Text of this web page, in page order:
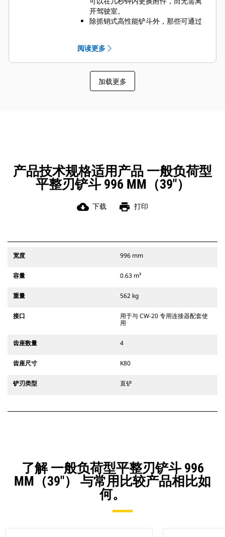
开驾驶室。
除抓销式高性能铲斗外，那些可通过
铲斗配有一个可优化挖掘力的凹进
销，当与 Cat 抓销式快速连接器配套
使用时，可为铲斗提供更快的循环时
间。
此外，Cat 抓销式快速连接器还允许操
带式挖掘机和所有轮式挖掘机兼容。
此外，还提供挖沟宽度连接器。
与 CW 专用连接器系统兼容的附件采
用固定式快速连接器铰接件。 CW 专
用连接器采用楔式锁定系统，确保始
终稳固地连接附件。
阅读更多
加载更多
产品技术规格适用产品 一般负荷型
平整刃铲斗 996 MM（39"）
cloud_download 下载 print 打印
宽度 996 mm
容量 0.63 m³
重量 562 kg
接口
用于与 CW-20 专用连接器配套使
用
齿座数量 4
齿座尺寸 K80
铲刃类型 直铲
了解 一般负荷型平整刃铲斗 996
MM（39"） 与常用比较产品相比如
何。